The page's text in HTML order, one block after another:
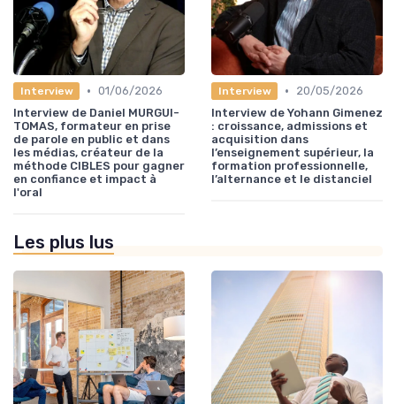
Interview • 01/06/2026
Interview de Daniel MURGUI-
TOMAS, formateur en prise
de parole en public et dans
les médias, créateur de la
méthode CIBLES pour gagner
en confiance et impact à
l'oral
Interview •
20/05/2026
Interview de Yohann Gimenez
: croissance, admissions et
acquisition dans
l’enseignement supérieur, la
formation professionnelle,
l’alternance et le distanciel
Les plus lus